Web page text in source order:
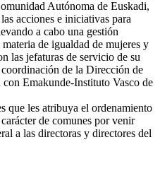
Autónoma de Euskadi,
acciones e iniciativas para
a cabo una gestión
de igualdad de mujeres y
las jefaturas de servicio de su
de la Dirección de
Emakunde-Instituto Vasco de
que les atribuya el ordenamiento
de comunes por venir
a las directoras y directores del